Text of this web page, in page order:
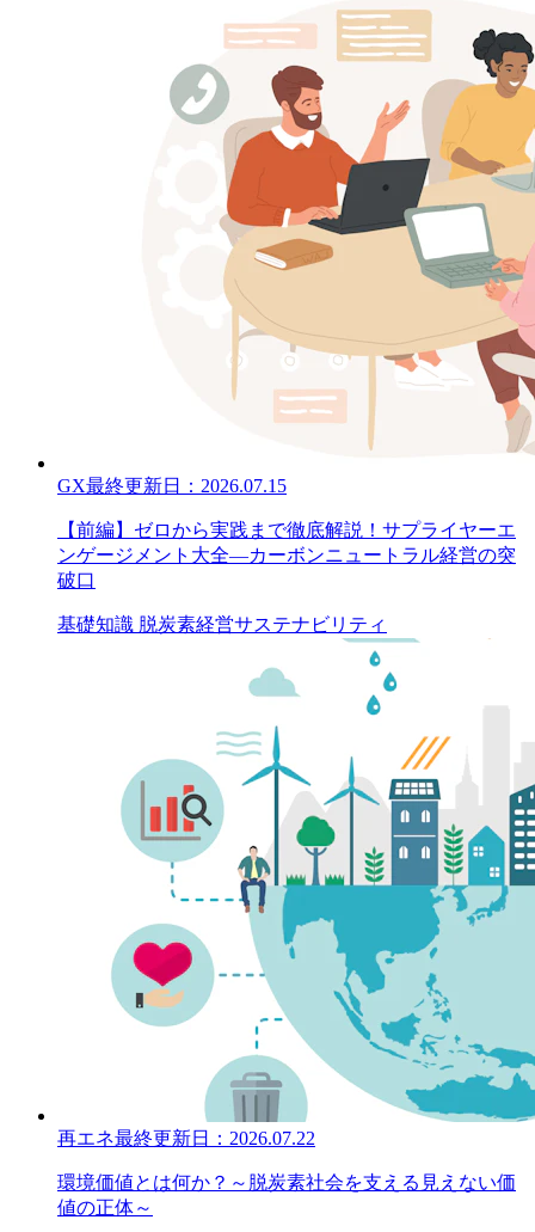
GX最終更新日： 2026.07.15
【前編】ゼロから実践まで徹底解説！サプライヤーエ
ンゲージメント大全—カーボンニュートラル経営の突
破口
基礎知識 脱炭素経営サステナビリティ
再エネ最終更新日： 2026.07.22
環境価値とは何か？～脱炭素社会を支える見えない価
値の正体～